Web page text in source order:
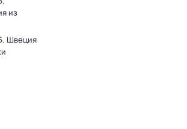
из
Швеция